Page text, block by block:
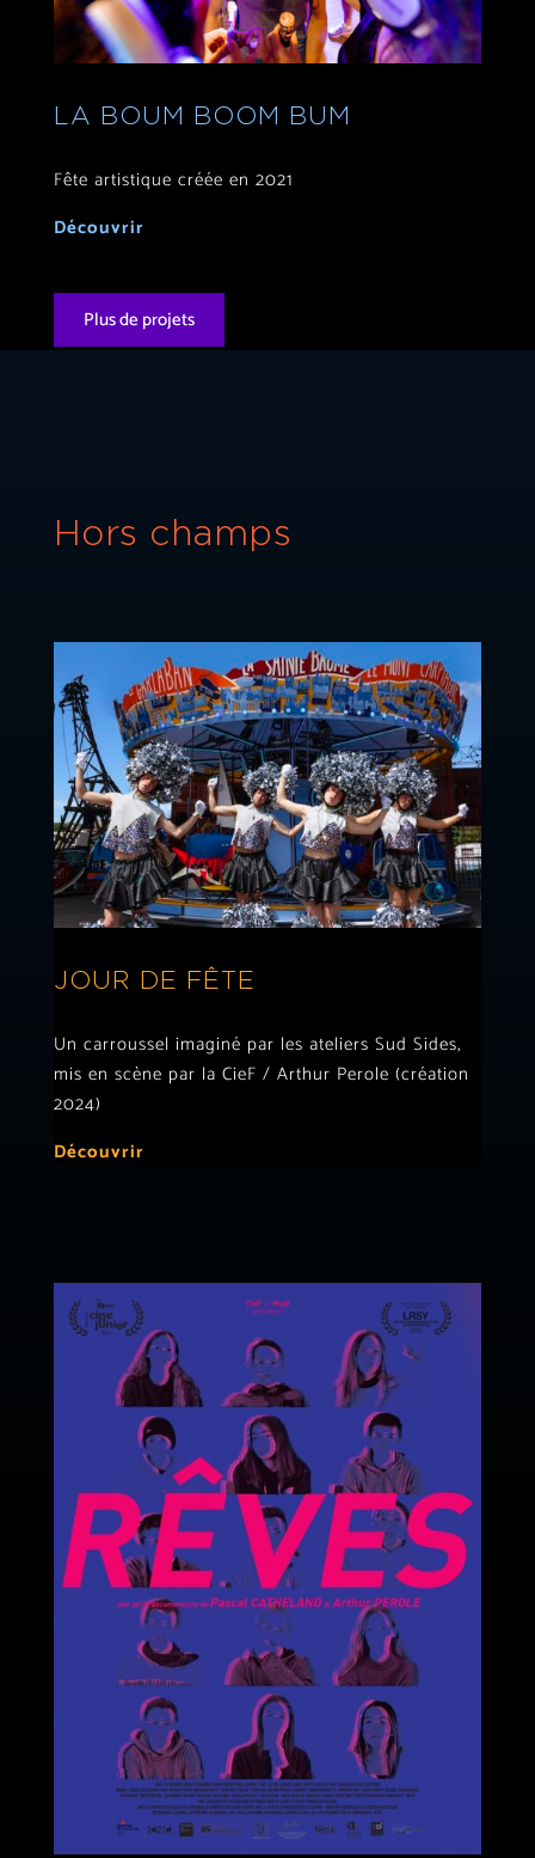
LA BOUM BOOM BUM
Fête artistique créée en 2021
Découvrir
Plus de projets
Hors champs
JOUR DE FÊTE
Un carroussel imaginé par les ateliers Sud Sides,
mis en scène par la CieF / Arthur Perole (création
2024)
Découvrir